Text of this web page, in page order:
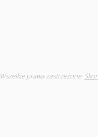
Wszelkie prawa zastrzeżone.